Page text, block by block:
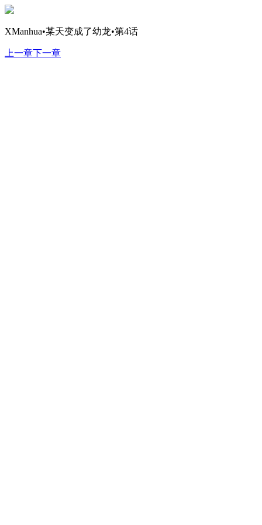
XManhua•某天变成了幼龙•第4话
上一章下一章